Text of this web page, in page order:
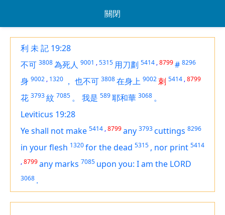
關閉
利 未 記 19:28
不可 3808為死人 9001 ,5315 用刀劃 5414 ,8799# 8296
身 9002 , 1320 ， 也不可 3808在身上 9002刺 5414 ,8799
花 3793紋 7085 。 我是 589耶和華 3068 。
Leviticus 19:28
Ye shall not make 5414 ,8799any 3793cuttings 8296
in your flesh 1320for the dead 5315 , nor print 5414
,8799any marks 7085 upon you: Iam the LORD
3068 .